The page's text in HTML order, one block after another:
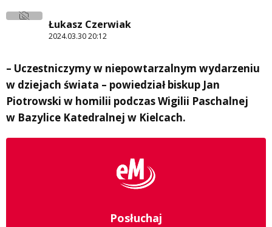
Łukasz Czerwiak
2024.03.30 20:12
– Uczestniczymy w niepowtarzalnym wydarzeniu
w dziejach świata – powiedział biskup Jan
Piotrowski w homilii podczas Wigilii Paschalnej
w Bazylice Katedralnej w Kielcach.
Posłuchaj